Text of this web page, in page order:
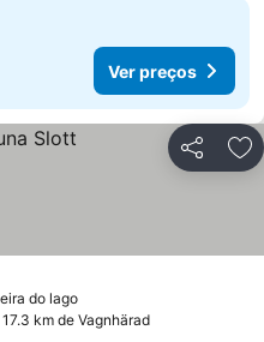
Ver preços
Partilhar
do lagoVer preços
km de Vagnhärad